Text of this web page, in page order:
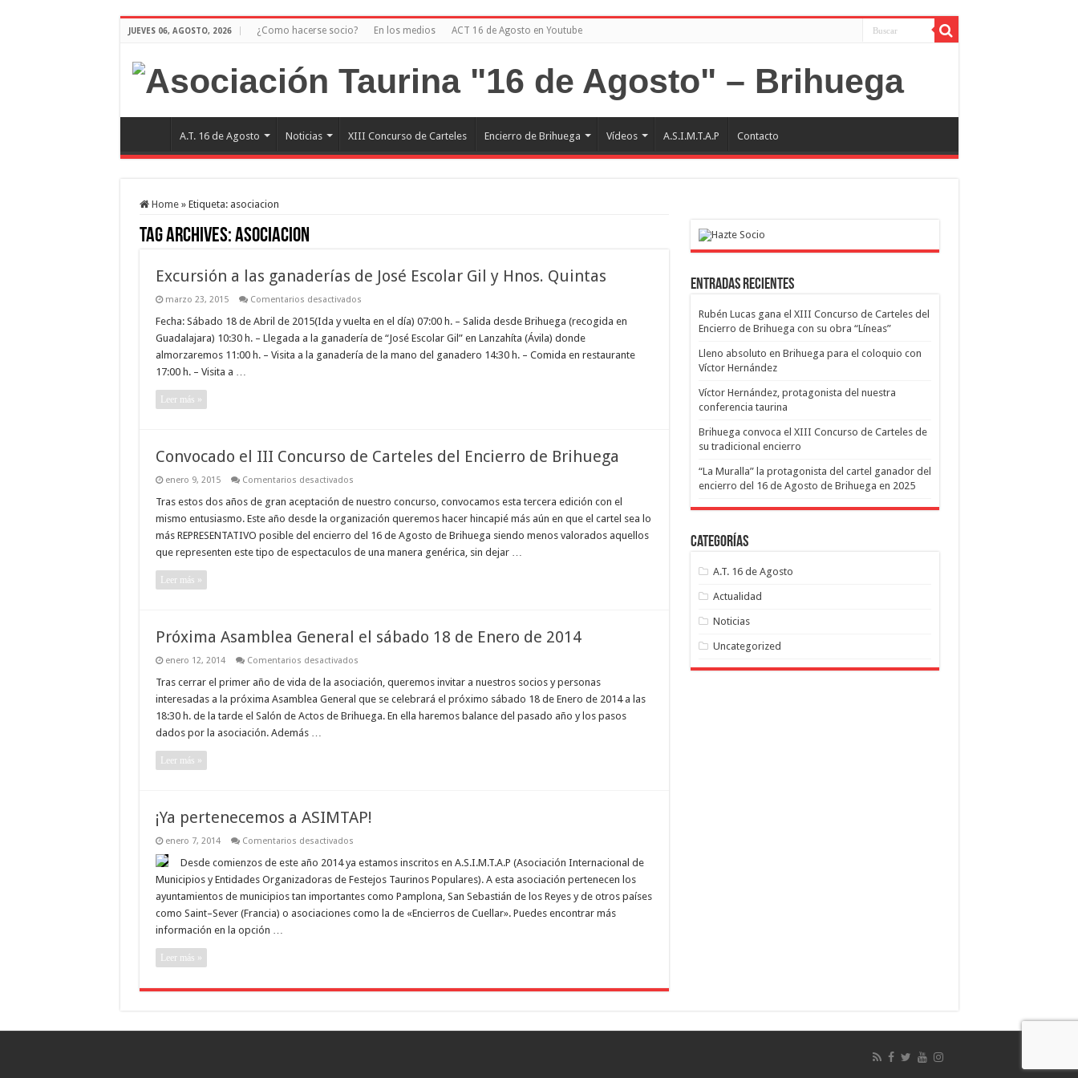
JUEVES 06, AGOSTO, 2026 ¿Como hacerse socio? En los medios ACT 16 de Agosto en Youtube
A.T. 16 de Agosto Noticias XIII Concurso de Carteles Encierro de Brihuega Vídeos A.S.I.M.T.A.P Contacto
Home » Etiqueta: asociacion
Tag Archives:asociacion
Excursión a las ganaderías de José Escolar Gil y Hnos. Quintas
marzo 23, 2015 Comentarios desactivadosen
a
ganaderías
de
José
Fecha: Sábado 18 de Abril de 2015(Ida y vuelta en el día) 07:00 h. – Salida desde Brihuega (recogida en
Guadalajara) 10:30 h. – Llegada a la ganadería de “José Escolar Gil” en Lanzahíta (Ávila) donde
almorzaremos 11:00 h. – Visita a la ganadería de la mano del ganadero 14:30 h. – Comida en restaurante
17:00 h. – Visita a …
Leer más »
Convocado el III Concurso de Carteles del Encierro de Brihuega
enero 9, 2015 Comentarios desactivadosen
el
Concurso
de
Carteles
del
Tras estos dos años de gran aceptación de nuestro concurso, convocamos esta tercera edición con el
mismo entusiasmo. Este año desde la organización queremos hacer hincapié más aún en que el cartel sea lo
más REPRESENTATIVO posible del encierro del 16 de Agosto de Brihuega siendo menos valorados aquellos
que representen este tipo de espectaculos de una manera genérica, sin dejar …
Leer más »
Próxima Asamblea General el sábado 18 de Enero de 2014
enero 12, 2014 Comentarios desactivadosen
Asamblea
el
sábado
18
Tras cerrar el primer año de vida de la asociación, queremos invitar a nuestros socios y personas
interesadas a la próxima Asamblea General que se celebrará el próximo sábado 18 de Enero de 2014 a las
18:30 h. de la tarde el Salón de Actos de Brihuega. En ella haremos balance del pasado año y los pasos
dados por la asociación. Además …
Leer más »
¡Ya pertenecemos a ASIMTAP!
enero 7, 2014 Comentarios desactivadosen
pertenecemos
ASIMTAP!
Desde comienzos de este año 2014 ya estamos inscritos en A.S.I.M.T.A.P (Asociación Internacional de
Municipios y Entidades Organizadoras de Festejos Taurinos Populares). A esta asociación pertenecen los
ayuntamientos de municipios tan importantes como Pamplona, San Sebastián de los Reyes y de otros países
como Saint–Sever (Francia) o asociaciones como la de «Encierros de Cuellar». Puedes encontrar más
información en la opción …
Leer más »
Entradas recientes
Rubén Lucas gana el XIII Concurso de Carteles del
Encierro de Brihuega con su obra “Líneas”
Lleno absoluto en Brihuega para el coloquio con
Víctor Hernández
Víctor Hernández, protagonista del nuestra
conferencia taurina
Brihuega convoca el XIII Concurso de Carteles de
su tradicional encierro
“La Muralla” la protagonista del cartel ganador del
encierro del 16 de Agosto de Brihuega en 2025
Categorías
A.T. 16 de Agosto
Actualidad
Noticias
Uncategorized